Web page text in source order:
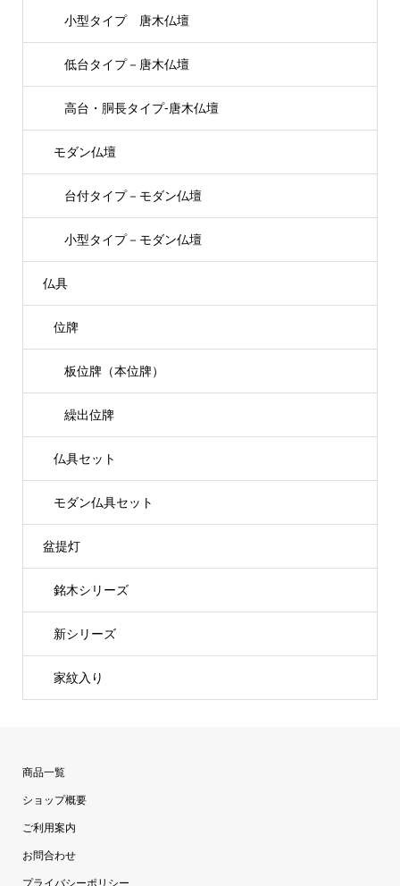
小型タイプ 唐木仏壇
低台タイプ－唐木仏壇
高台・胴長タイプ-唐木仏壇
モダン仏壇
台付タイプ－モダン仏壇
小型タイプ－モダン仏壇
仏具
位牌
板位牌（本位牌）
繰出位牌
仏具セット
モダン仏具セット
盆提灯
銘木シリーズ
新シリーズ
家紋入り
商品一覧
ショップ概要
ご利用案内
お問合わせ
プライバシーポリシー